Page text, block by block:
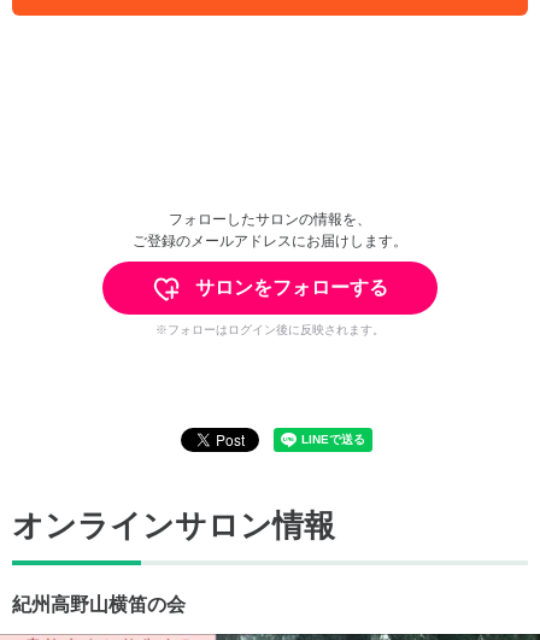
フォローしたサロンの情報を、
ご登録のメールアドレスにお届けします。
サロンをフォローする
※フォローはログイン後に反映されます。
オンラインサロン情報
紀州高野山横笛の会